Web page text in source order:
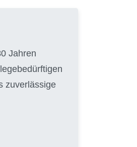
Jahren
zuverlässige